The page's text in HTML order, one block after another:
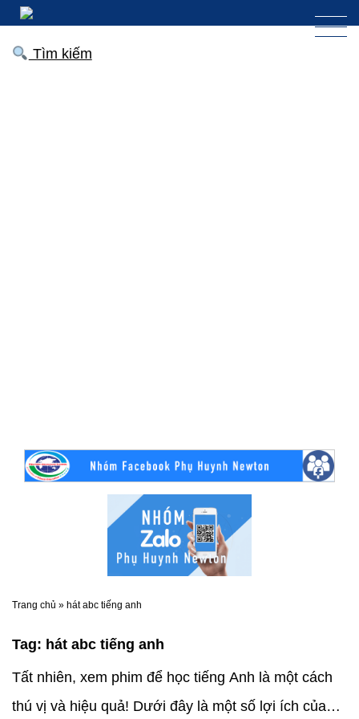
Tìm kiếm
Trang chủ » hát abc tiếng anh
Tag: hát abc tiếng anh
Tất nhiên, xem phim để học tiếng Anh là một cách
thú vị và hiệu quả! Dưới đây là một số lợi ích của